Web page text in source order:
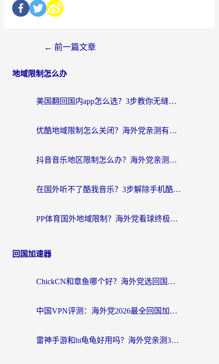
← 前一篇文章
地域限制怎么办
美国翻回国内app怎么选？3步教你无缝刷剧、登12123、访问国内网站
优酷地域限制怎么关闭？海外党亲测有效的追剧加速器选择指南
抖音音乐地区限制怎么办？海外党亲测有效的听歌自由指南
在国外听不了酷我音乐？3步解除手机酷我音乐海外限制，附实测好用加速器
PP体育国外地域限制？海外党看球终极方案：从欧洲杯到奥运会，中文解说不卡顿！
回国加速器
ChickCN和章鱼哪个好？海外党选回国加速器的3个关键维度 + 实用避坑指南
中国VPN评测：海外党2026最全回国加速器选择指南，告别地区限制不踩坑
雷神手游和hi龟龟好用吗？海外党亲测3款回国加速器，教你选对国外到国内加速器